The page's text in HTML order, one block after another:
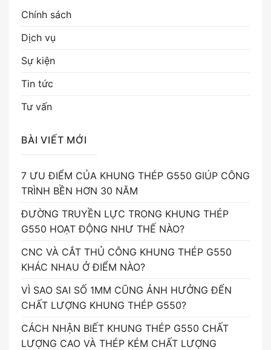
Chính sách
Dịch vụ
Sự kiện
Tin tức
Tư vấn
BÀI VIẾT MỚI
7 ƯU ĐIỂM CỦA KHUNG THÉP G550 GIÚP CÔNG
TRÌNH BỀN HƠN 30 NĂM
ĐƯỜNG TRUYỀN LỰC TRONG KHUNG THÉP
G550 HOẠT ĐỘNG NHƯ THẾ NÀO?
CNC VÀ CẮT THỦ CÔNG KHUNG THÉP G550
KHÁC NHAU Ở ĐIỂM NÀO?
VÌ SAO SAI SỐ 1MM CŨNG ẢNH HƯỞNG ĐẾN
CHẤT LƯỢNG KHUNG THÉP G550?
CÁCH NHẬN BIẾT KHUNG THÉP G550 CHẤT
LƯỢNG CAO VÀ THÉP KÉM CHẤT LƯỢNG